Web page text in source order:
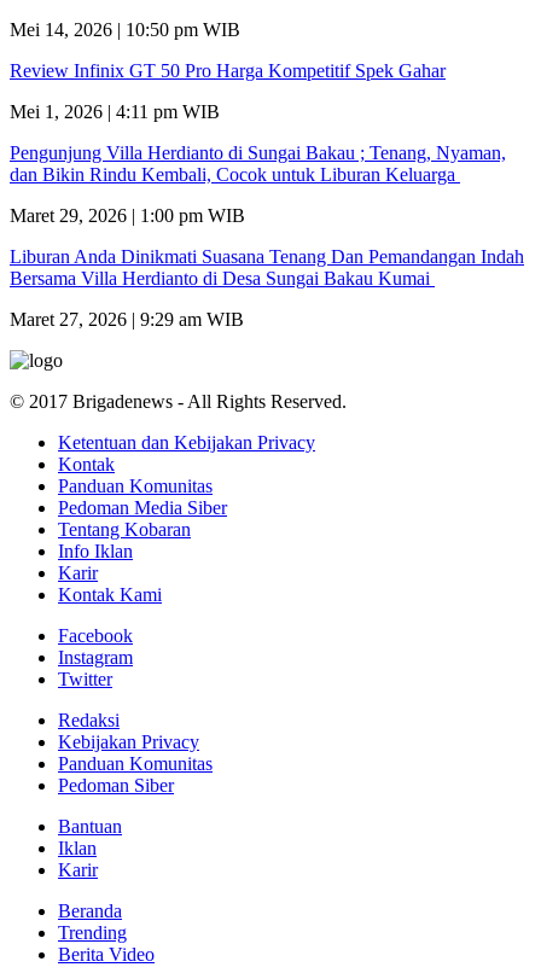
Mei 14, 2026 | 10:50 pm WIB
Review Infinix GT 50 Pro Harga Kompetitif Spek Gahar
Mei 1, 2026 | 4:11 pm WIB
Pengunjung Villa Herdianto di Sungai Bakau ; Tenang, Nyaman,
dan Bikin Rindu Kembali, Cocok untuk Liburan Keluarga
Maret 29, 2026 | 1:00 pm WIB
Liburan Anda Dinikmati Suasana Tenang Dan Pemandangan Indah
Bersama Villa Herdianto di Desa Sungai Bakau Kumai
Maret 27, 2026 | 9:29 am WIB
© 2017 Brigadenews - All Rights Reserved.
Ketentuan dan Kebijakan Privacy
Kontak
Panduan Komunitas
Pedoman Media Siber
Tentang Kobaran
Info Iklan
Karir
Kontak Kami
Facebook
Instagram
Twitter
Redaksi
Kebijakan Privacy
Panduan Komunitas
Pedoman Siber
Bantuan
Iklan
Karir
Beranda
Trending
Berita Video